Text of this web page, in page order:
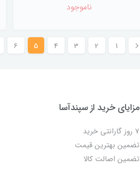
ناموجود
1
2
3
4
5
6
مزایای خرید از سپندآسا
7 روز گارانتی خرید
تضمین بهترین قیمت
تضمین اصالت کالا